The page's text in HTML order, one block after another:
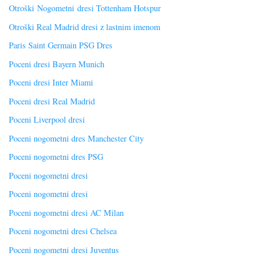
Otroški Nogometni dresi Tottenham Hotspur
Otroški Real Madrid dresi z lastnim imenom
Paris Saint Germain PSG Dres
Poceni dresi Bayern Munich
Poceni dresi Inter Miami
Poceni dresi Real Madrid
Poceni Liverpool dresi
Poceni nogometni dres Manchester City
Poceni nogometni dres PSG
Poceni nogometni dresi
Poceni nogometni dresi
Poceni nogometni dresi AC Milan
Poceni nogometni dresi Chelsea
Poceni nogometni dresi Juventus